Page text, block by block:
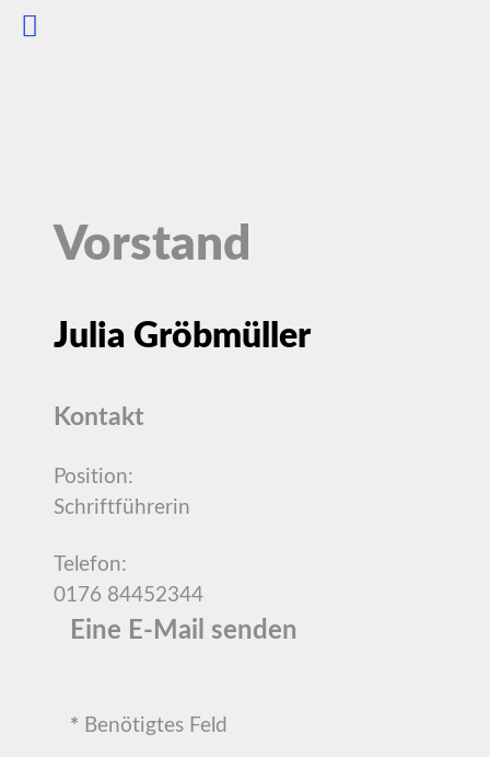
Vorstand
Julia Gröbmüller
Kontakt
Position:
Schriftführerin
Telefon:
0176 84452344
Eine E-Mail senden
* Benötigtes Feld